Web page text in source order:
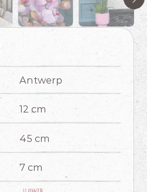
Antwerp
12 cm
45 cm
7 cm